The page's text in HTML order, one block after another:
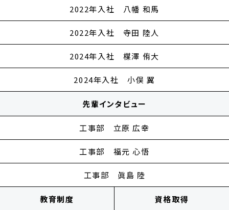
2022年入社 八幡 和馬
2022年入社 寺田 陸人
2024年入社 楳澤 侑大
2024年入社 小俣 翼
先輩インタビュー
工事部 立原 広幸
工事部 福元 心悟
工事部 眞島 陸
教育制度 資格取得